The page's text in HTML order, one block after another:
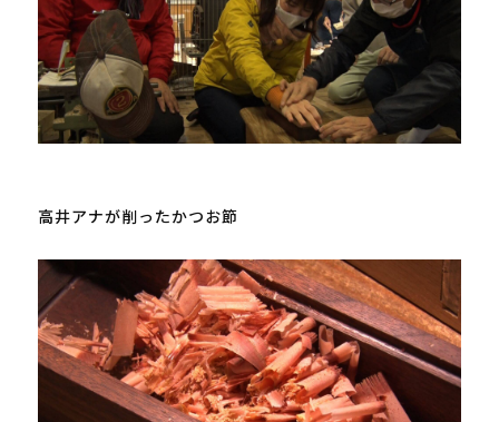
高井アナが削ったかつお節